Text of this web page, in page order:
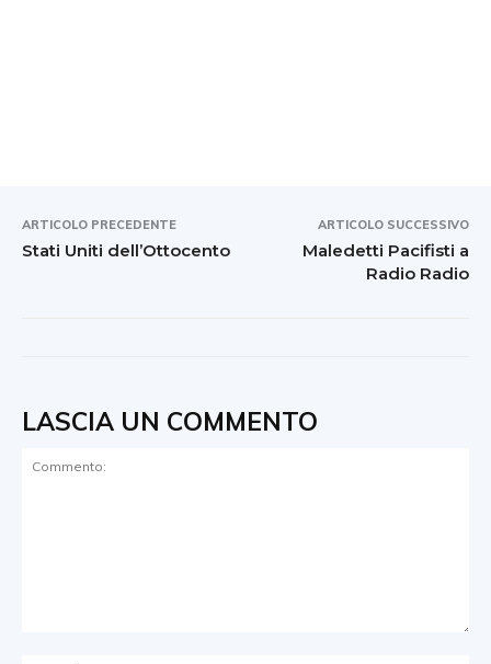
ARTICOLO PRECEDENTE
Stati Uniti dell’Ottocento
ARTICOLO SUCCESSIVO
Maledetti Pacifisti a
Radio Radio
LASCIA UN COMMENTO